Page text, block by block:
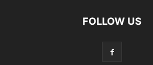
FOLLOW US